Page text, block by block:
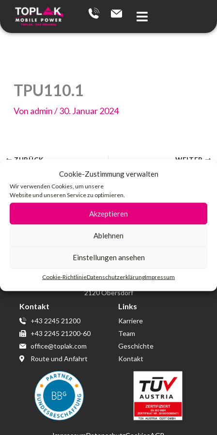
Cookie-Zustimmung verwalten
Wir verwenden Cookies, um unsere
Website und unseren Service zu optimieren.
Akzeptieren
Ablehnen
Einstellungen ansehen
Cookie-RichtlinieDatenschutzerklärungImpressum
Zum
Inhalt
springen
TPU110.1
Von admin/30. Januar 2024
ZURÜCK WEITER
Toplak GmbH & Co KG
Berta von Suttner Straße 14
2120 Obersdorf
Kontakt
+43 2245 21200
+43 2245 21200-60
office@toplak.com
Route und Anfahrt
Links
Karriere
Team
Geschichte
Kontakt